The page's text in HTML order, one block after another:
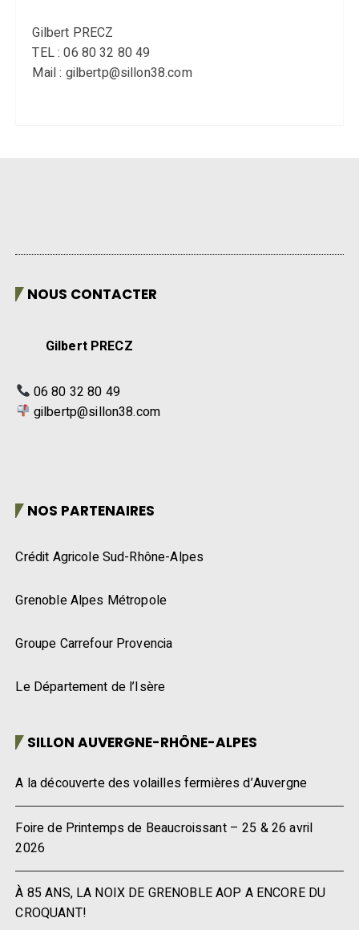
Gilbert PRECZ
TEL : 06 80 32 80 49
Mail : gilbertp@sillon38.com
NOUS CONTACTER
Gilbert PRECZ
06 80 32 80 49
gilbertp@sillon38.com
NOS PARTENAIRES
Crédit Agricole Sud-Rhône-Alpes
Grenoble Alpes Métropole
Groupe Carrefour Provencia
Le Département de l’Isère
SILLON AUVERGNE-RHÔNE-ALPES
A la découverte des volailles fermières d’Auvergne
Foire de Printemps de Beaucroissant – 25 & 26 avril
2026
À 85 ANS, LA NOIX DE GRENOBLE AOP A ENCORE DU
CROQUANT!